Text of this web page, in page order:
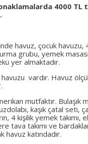
4000
havuz, çocuk havuzu,
grubu, yemek
yer almaktadır.
vardır. Havuz
mutfaktır. Bulaşık
kaşık çatal seti,
4 kişilik yemek takımı,
tava takımı ve
havuz katındadır.